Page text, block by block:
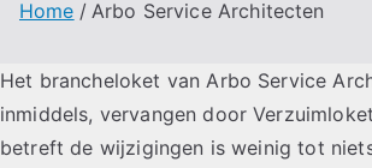
Home Arbo Service Architecten
Het brancheloket van Arbo Service
inmiddels, vervangen door
betreft de wijzigingen is weinig tot